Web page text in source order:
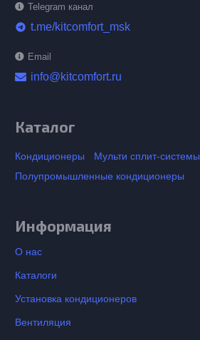
Telegram канал
telegram t.me/kitcomfort_msk
Email
info@kitcomfort.ru
Каталог
Кондиционеры
Мульти сплит-системы
Полупромышленные кондиционеры
Информация
О нас
Каталоги
Установка кондиционеров
Вентиляция